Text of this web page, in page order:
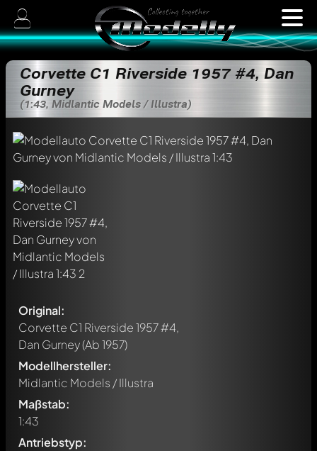
Corvette C1 Riverside 1957 #4, Dan
Gurney
(1:43, Midlantic Models / Illustra)
Original:
Corvette C1 Riverside 1957 #4,
Dan Gurney(Ab 1957)
Modellhersteller:
Midlantic Models / Illustra
Maßstab:
1:43
Antriebstyp: